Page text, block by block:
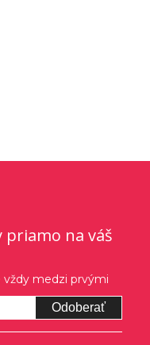
priamo na váš
vždy medzi prvými
Odoberať